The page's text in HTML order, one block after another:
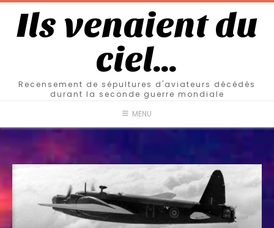
Ils venaient du
ciel…
Recensement de sépultures d'aviateurs décédés
durant la seconde guerre mondiale
MENU